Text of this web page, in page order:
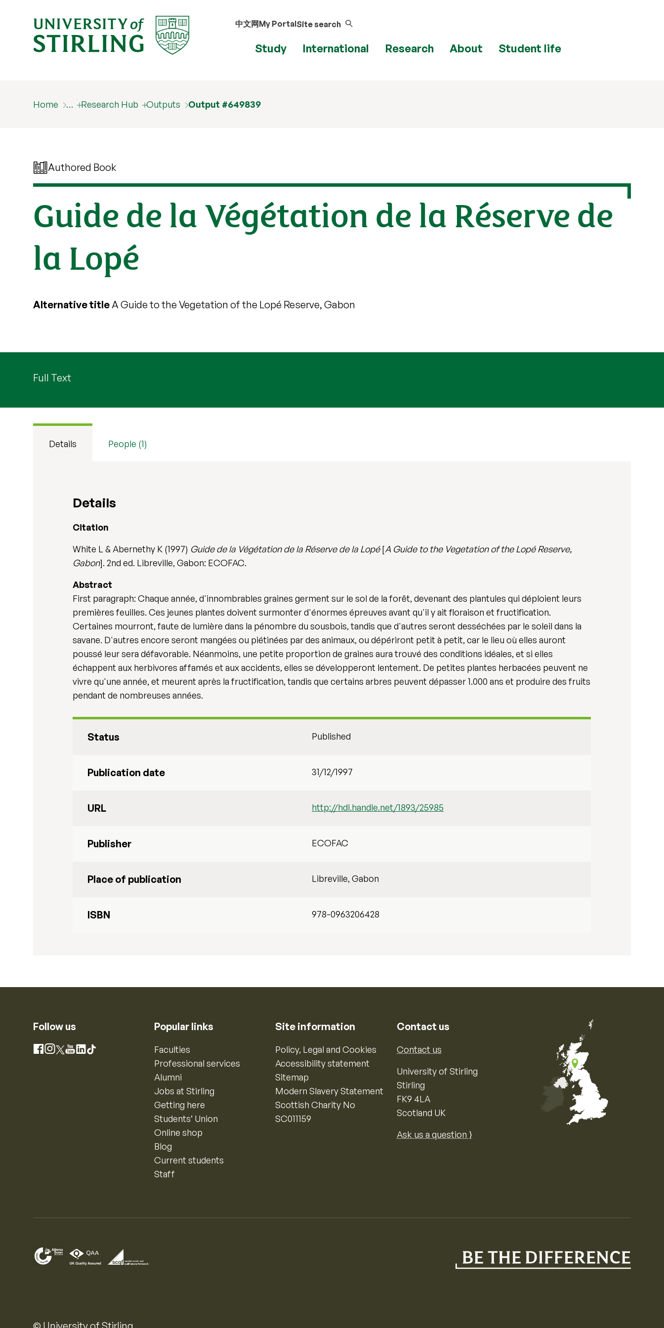
中文网My PortalSite search
Study International Research About Student life
Home … Research Hub Outputs Output #649839
Authored Book
Guide de la Végétation de la Réserve de
la Lopé
Alternative titleA Guide to the Vegetation of the Lopé Reserve, Gabon
Full Text
Details People (1)
Details
Citation
White L & Abernethy K (1997) Guide de la Végétation de la Réserve de la Lopé[A Guide to the Vegetation of the Lopé Reserve,
Gabon]. 2nd ed. Libreville, Gabon: ECOFAC.
Abstract
First paragraph: Chaque année, d'innombrables graines germent sur le sol de la forêt, devenant des plantules qui déploient leurs
premières feuilles. Ces jeunes plantes doivent surmonter d'énormes épreuves avant qu'il y ait floraison et fructification.
Certaines mourront, faute de lumière dans la pénombre du sousbois, tandis que d'autres seront desséchées par le soleil dans la
savane. D'autres encore seront mangées ou piétinées par des animaux, ou dépériront petit à petit, car le lieu où elles auront
poussé leur sera défavorable. Néanmoins, une petite proportion de graines aura trouvé des conditions idéales, et si elles
échappent aux herbivores affamés et aux accidents, elles se développeront lentement. De petites plantes herbacées peuvent ne
vivre qu'une année, et meurent après la fructification, tandis que certains arbres peuvent dépasser 1.000 ans et produire des fruits
pendant de nombreuses années.
Status Published
Publication date 31/12/1997
URL http://hdl.handle.net/1893/25985
Publisher ECOFAC
Place of publication Libreville, Gabon
ISBN 978-0963206428
Follow us
Facebook
Instagram
X YouTube
LinkedIn
TikTok
Popular links
Faculties
Professional services
Alumni
Jobs at Stirling
Getting here
Students’ Union
Online shop
Blog
Current students
Staff
Site information
Policy, Legal and Cookies
Accessibility statement
Sitemap
Modern Slavery Statement
Scottish Charity No
SC011159
Contact us
Contact us
University of Stirling
Stirling
FK9 4LA
Scotland UK
Ask us a question ⟩